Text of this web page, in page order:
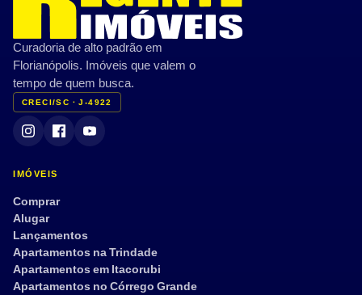
Curadoria de alto padrão em
Florianópolis. Imóveis que valem o
tempo de quem busca.
CRECI/SC · J-4922
IMÓVEIS
Comprar
Alugar
Lançamentos
Apartamentos na Trindade
Apartamentos em Itacorubi
Apartamentos no Córrego Grande